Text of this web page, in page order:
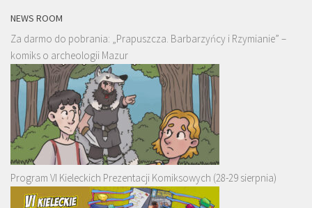
NEWS ROOM
Za darmo do pobrania: „Prapuszcza. Barbarzyńcy i Rzymianie” –
komiks o archeologii Mazur
Program VI Kieleckich Prezentacji Komiksowych (28-29 sierpnia)